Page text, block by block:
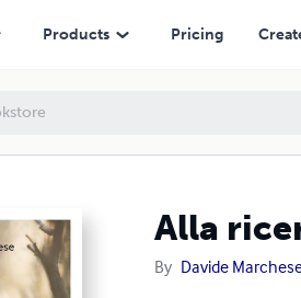
Products Pricing
Alla
By Davide